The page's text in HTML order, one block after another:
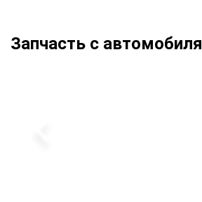
Запчасть с автомобиля